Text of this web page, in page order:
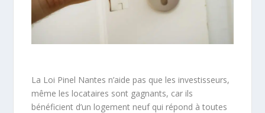
La Loi Pinel Nantes n’aide pas que les investisseurs,
même les locataires sont gagnants, car ils
bénéficient d’un logement neuf qui répond à toutes